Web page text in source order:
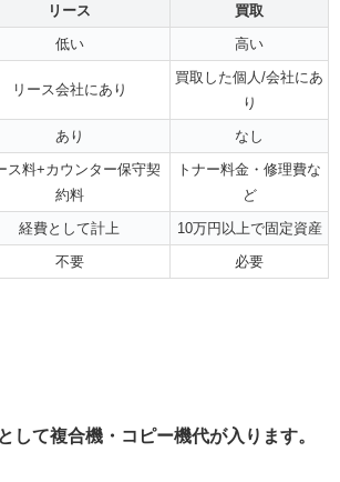
リース
買取
低い 高い
リース会社にあり
買取した個人/会社にあ
り
あり
なし
ス料+カウンター保守契
約料
トナー料金・修理費な
ど
経費として計上
10万円以上で固定資産
不要 必要
して複合機・コピー機代が入ります。